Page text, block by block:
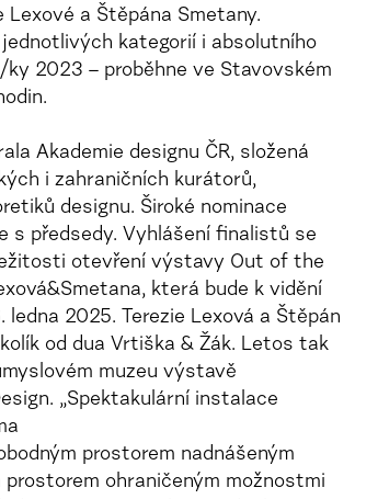
Lexové a Štěpána Smetany.
kategorií i absolutního
2023 – proběhne ve Stavovském
Akademie designu ČR, složená
i zahraničních kurátorů,
designu. Široké nominace
s předsedy. Vyhlášení finalistů se
otevření výstavy Out of the
která bude k vidění
2025. Terezie Lexová a Štěpán
od dua Vrtiška & Žák. Letos tak
muzeu výstavě
„Spektakulární instalace
prostorem nadnášeným
ohraničeným možnostmi